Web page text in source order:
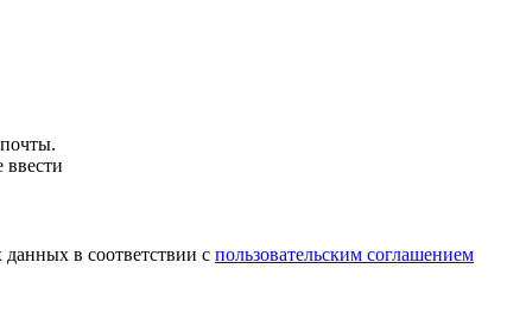
ввести
в соответствии с пользовательским соглашением